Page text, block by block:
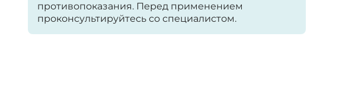
противопоказания. Перед применением
проконсультируйтесь со специалистом.